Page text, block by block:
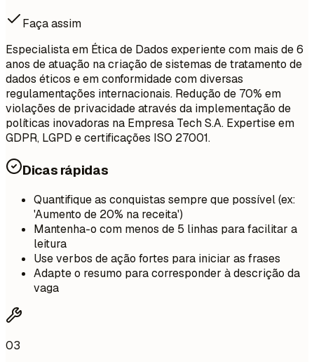
Faça assim
Especialista em Ética de Dados experiente com mais de 6
anos de atuação na criação de sistemas de tratamento de
dados éticos e em conformidade com diversas
regulamentações internacionais. Redução de 70% em
violações de privacidade através da implementação de
políticas inovadoras na Empresa Tech S.A. Expertise em
GDPR, LGPD e certificações ISO 27001.
Dicas rápidas
Quantifique as conquistas sempre que possível (ex:
'Aumento de 20% na receita')
Mantenha-o com menos de 5 linhas para facilitar a
leitura
Use verbos de ação fortes para iniciar as frases
Adapte o resumo para corresponder à descrição da
vaga
03